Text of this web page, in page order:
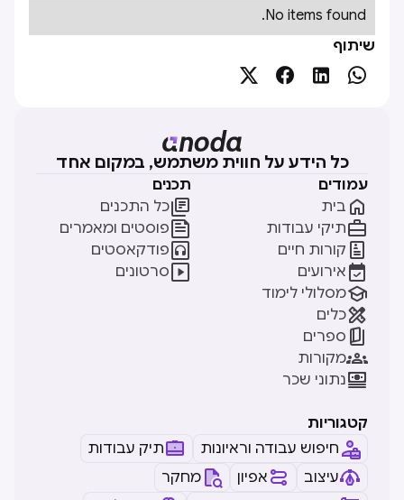
No items found.
שיתוף




כל הידע על חווית משתמש, במקום אחד
עמודים
בית 
תיקי עבודות
קורות חיים 
אירועים 
מסלולי לימוד
כלים
ספרים 
מקורות
נתוני שכר
תכנים
כל התכנים
פוסטים ומאמרים
פודקאסטים
סרטונים
קטגוריות
חיפוש עבודה וראיונות
תיק עבודות
עיצוב
אפיון
מחקר